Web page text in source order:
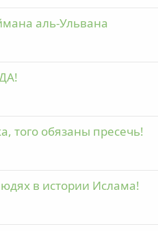
аль-Ульвана
того обязаны пресечь!
в истории Ислама!